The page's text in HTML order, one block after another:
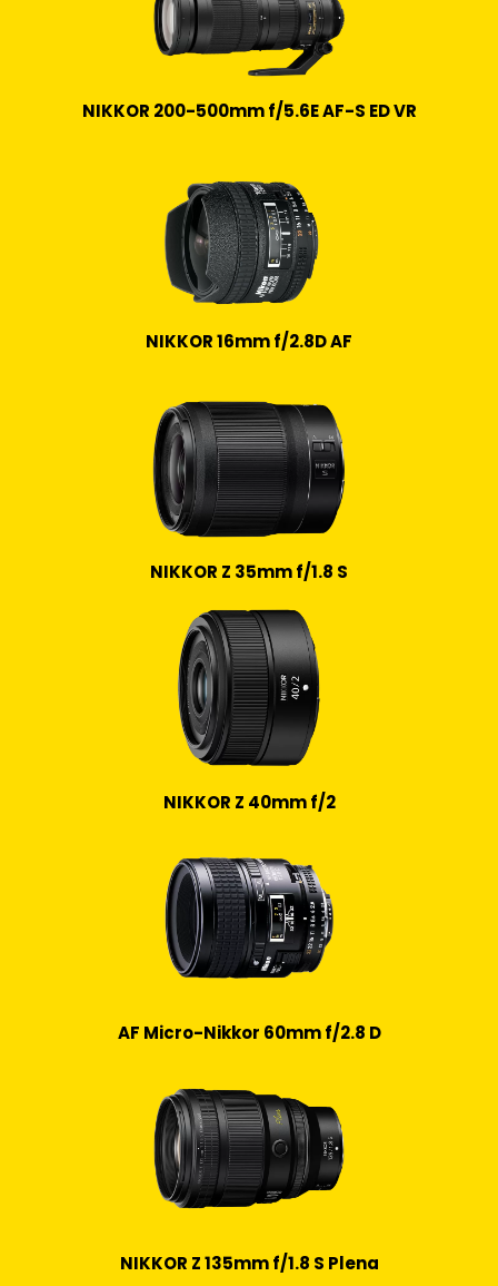
NIKKOR 200-500mm f/5.6E AF-S ED VR
NIKKOR 16mm f/2.8D AF
NIKKOR Z 35mm f/1.8 S
NIKKOR Z 40mm f/2
AF Micro-Nikkor 60mm f/2.8 D
NIKKOR Z 135mm f/1.8 S Plena